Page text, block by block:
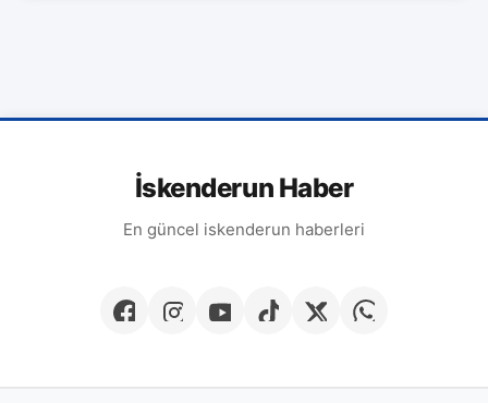
İskenderun Haber
En güncel iskenderun haberleri